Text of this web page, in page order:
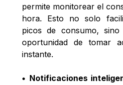
permite monitorear el
hora. Esto no solo
picos de consumo,
oportunidad de tomar
instante.
• Notificaciones